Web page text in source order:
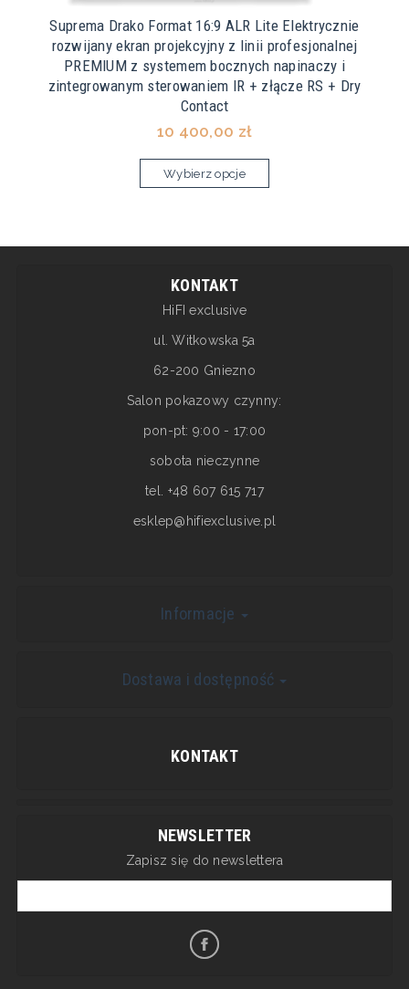
Suprema Drako Format 16:9 ALR Lite Elektrycznie
rozwijany ekran projekcyjny z linii profesjonalnej
PREMIUM z systemem bocznych napinaczy i
zintegrowanym sterowaniem IR + złącze RS + Dry
Contact
10 400,00 zł
Wybierz opcje
KONTAKT
HiFI exclusive
ul. Witkowska 5a
62-200 Gniezno
Salon pokazowy czynny:
pon-pt: 9:00 - 17:00
sobota nieczynne
tel. +48 607 615 717
esklep@hifiexclusive.pl
Informacje
Dostawa i dostępność
KONTAKT
NEWSLETTER
Zapisz się do newslettera